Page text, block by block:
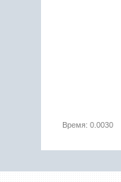
Время: 0.0030